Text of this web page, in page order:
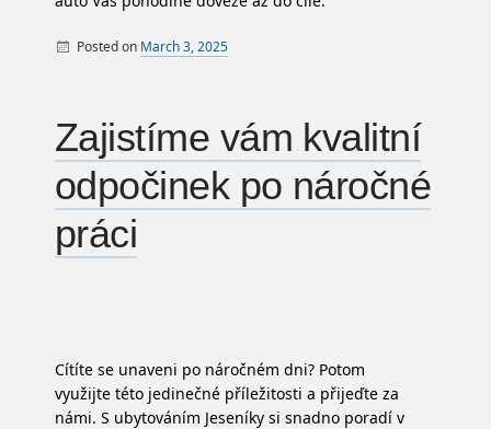
Posted on March 3, 2025
Zajistíme vám kvalitní
odpočinek po náročné
práci
Cítíte se unaveni po náročném dni? Potom
využijte této jedinečné příležitosti a přijeďte za
námi. S ubytováním Jeseníky si snadno poradí v